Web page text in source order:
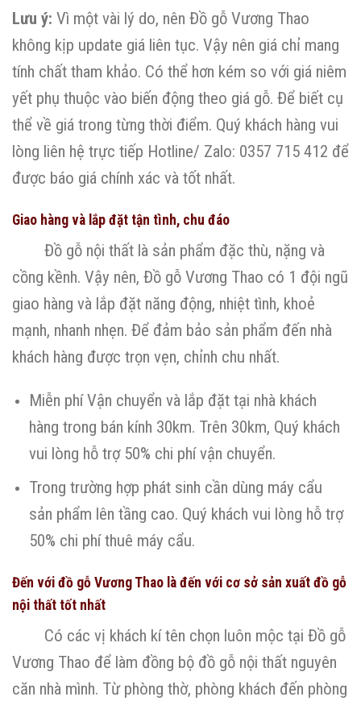
Lưu ý: Vì một vài lý do, nên Đồ gỗ Vương Thao
không kịp update giá liên tục. Vậy nên giá chỉ mang
tính chất tham khảo. Có thể hơn kém so với giá niêm
yết phụ thuộc vào biến động theo giá gỗ. Để biết cụ
thể về giá trong từng thời điểm. Quý khách hàng vui
lòng liên hệ trực tiếp Hotline/ Zalo: 0357 715 412 để
được báo giá chính xác và tốt nhất.
Giao hàng và lắp đặt tận tình, chu đáo
Đồ gỗ nội thất là sản phẩm đặc thù, nặng và
cồng kềnh. Vậy nên, Đồ gỗ Vương Thao có 1 đội ngũ
giao hàng và lắp đặt năng động, nhiệt tình, khoẻ
mạnh, nhanh nhẹn. Để đảm bảo sản phẩm đến nhà
khách hàng được trọn vẹn, chỉnh chu nhất.
Miễn phí Vận chuyển và lắp đặt tại nhà khách
hàng trong bán kính 30km. Trên 30km, Quý khách
vui lòng hỗ trợ 50% chi phí vận chuyển.
Trong trường hợp phát sinh cần dùng máy cẩu
sản phẩm lên tầng cao. Quý khách vui lòng hỗ trợ
50% chi phí thuê máy cẩu.
Đến với đồ gỗ Vương Thao là đến với cơ sở sản xuất đồ gỗ
nội thất tốt nhất
Có các vị khách kí tên chọn luôn mộc tại Đồ gỗ
Vương Thao để làm đồng bộ đồ gỗ nội thất nguyên
căn nhà mình. Từ phòng thờ, phòng khách đến phòng